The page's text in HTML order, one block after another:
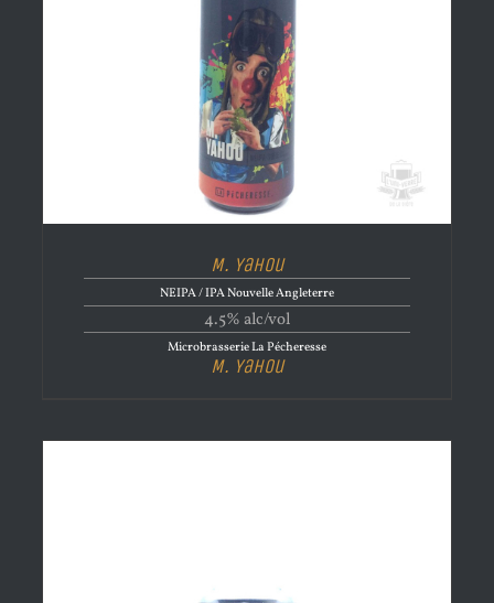
M. Yahou
NEIPA / IPA Nouvelle Angleterre
4.5% alc/vol
Microbrasserie La Pécheresse
M. Yahou